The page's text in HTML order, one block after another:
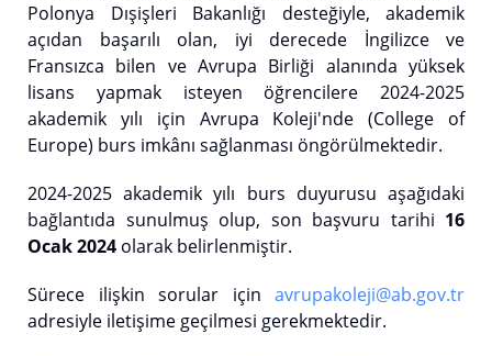
Polonya Dışişleri Bakanlığı desteğiyle, akademik
açıdan başarılı olan, iyi derecede İngilizce ve
Fransızca bilen ve Avrupa Birliği alanında yüksek
lisans yapmak isteyen öğrencilere 2024-2025
akademik yılı için Avrupa Koleji'nde (College of
Europe) burs imkânı sağlanması öngörülmektedir.
2024-2025 akademik yılı burs duyurusu aşağıdaki
bağlantıda sunulmuş olup, son başvuru tarihi 16
Ocak 2024 olarak belirlenmiştir.
Sürece ilişkin sorular için avrupakoleji@ab.gov.tr
adresiyle iletişime geçilmesi gerekmektedir.